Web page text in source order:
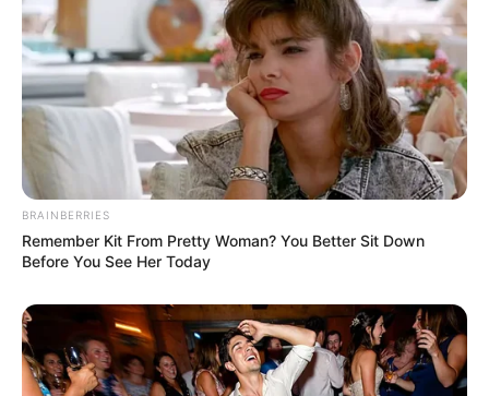
BRAINBERRIES
Remember Kit From Pretty Woman? You Better Sit Down
Before You See Her Today